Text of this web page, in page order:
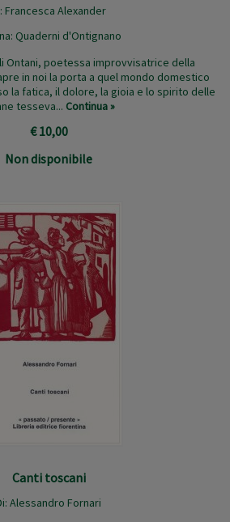
Francesca Alexander
Quaderni d'Ontignano
Ontani, poetessa improvvisatrice della
in noi la porta a quel mondo domestico
la fatica, il dolore, la gioia e lo spirito delle
tesseva... Continua »
€ 10,00
Non disponibile
Canti toscani
Alessandro Fornari